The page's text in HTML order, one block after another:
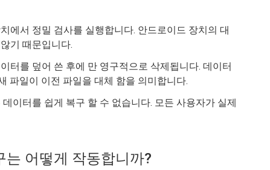
에서 정밀 검사를 실행합니다. 안드로이드 장치의 대
기 때문입니다.
터를 덮어 쓴 후에 만 ​​영구적으로 삭제됩니다. 데이터
파일이 이전 파일을 대체 함을 의미합니다.
이터를 쉽게 복구 할 수 없습니다. 모든 사용자가 실제
는 어떻게 작동합니까?